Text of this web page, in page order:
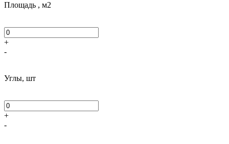
Площадь , м2
+
-
Углы, шт
+
-